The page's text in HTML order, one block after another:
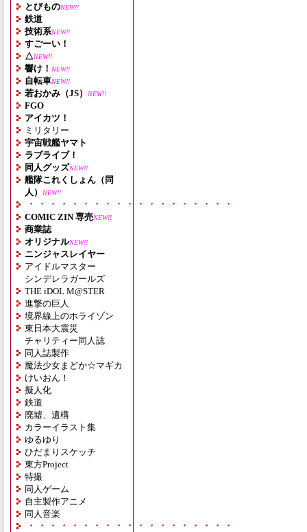
とびものNEW!!
鉄道
技術系NEW!!
すごーい！
△NEW!!
響け！ NEW!!
自転車NEW!!
若おかみ（JS） NEW!!
FGO
アイカツ！
ミリタリー
宇宙戦艦ヤマト
ラブライブ！
同人グッズNEW!!
艦隊これくしょん（同
人）
NEW!!
・・・・・・・・・・・・・・・・・・・
COMIC ZIN 専売NEW!!
商業誌
オリジナルNEW!!
ニンジャスレイヤー
アイドルマスター
シンデレラガールズ
THE iDOL M@STER
進撃の巨人
境界線上のホライゾン
東日本大震災
チャリティー同人誌
同人誌製作
魔法少女まどか☆マギカ
けいおん！
擬人化
鉄道
廃墟、遺構
カラーイラスト集
ゆるゆり
ひだまりスケッチ
東方Project
特撮
同人ゲーム
自主製作アニメ
同人音楽
・・・・・・・・・・・・・・・・・・・